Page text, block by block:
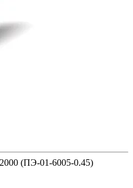
(ПЭ-01-6005-0.45)